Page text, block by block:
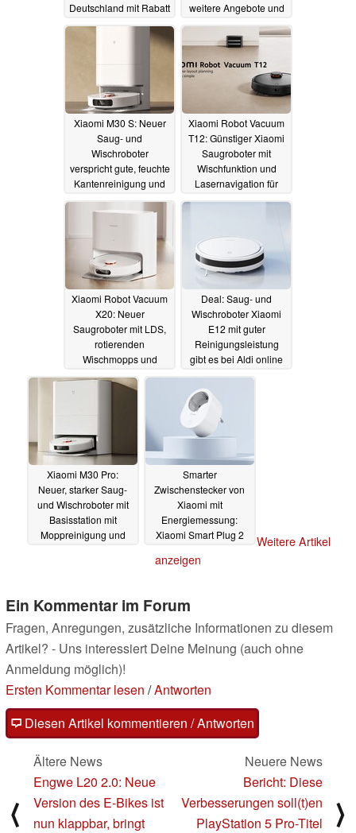
Deutschland mit Rabatt
02.04.2024
weitere Angebote und
02.04.2024
Xiaomi M30 S: Neuer
Saug- und
Wischroboter
verspricht gute, feuchte
Kantenreinigung und
umfassender
Selbstreinigung
Xiaomi Robot Vacuum
T12: Günstiger Xiaomi
Saugroboter mit
Wischfunktion und
Lasernavigation für
Xiaomi Robot Vacuum
X20: Neuer
Saugroboter mit LDS,
rotierenden
Wischmopps und
kommt global13.01.2024
Deal: Saug- und
Wischroboter Xiaomi
E12 mit guter
Reinigungsleistung
gibt es bei Aldi online
Xiaomi M30 Pro:
Neuer, starker Saug-
und Wischroboter mit
Basisstation mit
Moppreinigung und
Smarter
Zwischenstecker von
Xiaomi mit
Energiemessung:
Xiaomi Smart Plug 2
für unter 10 Euro
Weitere Artikel
anzeigen
Ein Kommentar im Forum
Fragen, Anregungen, zusätzliche Informationen zu diesem
Artikel? - Uns interessiert Deine Meinung (auch ohne
Anmeldung möglich)!
Ersten Kommentar lesen /Antworten
Diesen Artikel kommentieren / Antworten
⟨
Ältere News
Engwe L20 2.0: Neue
Version des E-Bikes ist
nun klappbar, bringt
Neuere News
Bericht: Diese
Verbesserungen soll(t)en
PlayStation 5 Pro-Titel
⟩